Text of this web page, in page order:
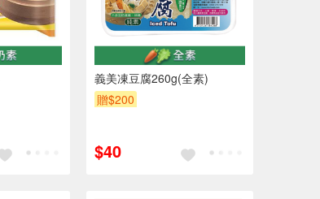
義美凍豆腐260g(全素)
贈$200
$40